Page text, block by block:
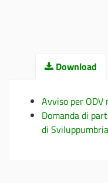
Download
Avviso per
Domanda di
di